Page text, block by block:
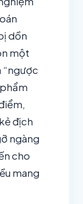
dồn
một
“ngược
địch
ngàng
cho
mang